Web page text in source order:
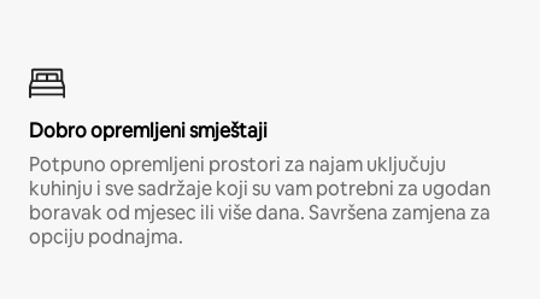
Dobro opremljeni smještaji
Potpuno opremljeni prostori za najam uključuju
kuhinju i sve sadržaje koji su vam potrebni za ugodan
boravak od mjesec ili više dana. Savršena zamjena za
opciju podnajma.